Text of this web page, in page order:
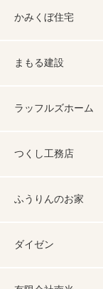
かみくぼ住宅
まもる建設
ラッフルズホーム
つくし工務店
ふうりんのお家
ダイゼン